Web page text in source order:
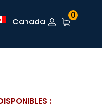
Canada
0
: